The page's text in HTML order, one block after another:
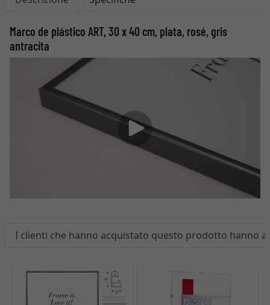
Marco de plástico ART, 30 x 40 cm, plata, rosé, gris
antracita
I clienti che hanno acquistato questo prodotto hanno